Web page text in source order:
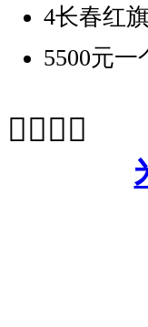
4长春红
5500元一
